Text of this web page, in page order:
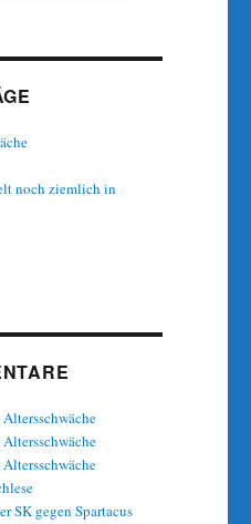
noch ziemlich in
SK gegen Spartacus